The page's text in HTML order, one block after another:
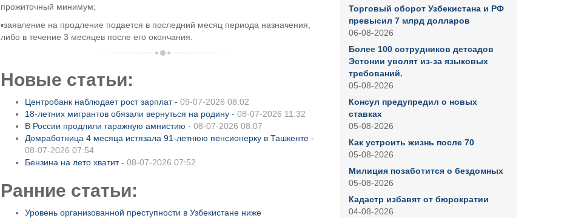
прожиточный минимум;
▪️заявление на продление подается в последний месяц периода назначения,
либо в течение 3 месяцев после его окончания.
Новые статьи:
Центробанк наблюдает рост зарплат - 09-07-2026 08:02
18-летних мигрантов обязали вернуться на родину - 08-07-2026 11:32
В России продлили гаражную амнистию - 08-07-2026 08:07
Домработница 4 месяца истязала 91-летнюю пенсионерку в Ташкенте -
08-07-2026 07:54
Бензина на лето хватит - 08-07-2026 07:52
Ранние статьи:
Уровень организованной преступности в Узбекистане ниже
Торговый оборот Узбекистана и РФ
превысил 7 млрд долларов
06-08-2026
Более 100 сотрудников детсадов
Эстонии уволят из-за языковых
требований.
05-08-2026
Консул предупредил о новых
ставках
05-08-2026
Как устроить жизнь после 70
05-08-2026
Милиция позаботится о бездомных
05-08-2026
Кадастр избавят от бюрократии
04-08-2026